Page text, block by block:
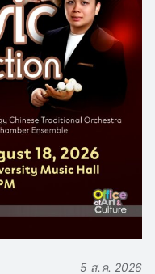
5 ส.ค. 2026